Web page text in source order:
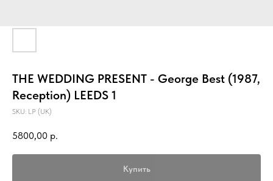
THE WEDDING PRESENT - George Best (1987,
Reception) LEEDS 1
SKU: LP (UK)
5800,00 р.
Купить